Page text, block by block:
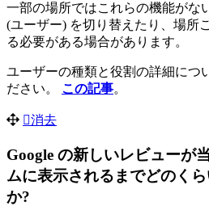
一部の場所ではこれらの機能がな
(ユーザー) を切り替えたり、場所
る必要がある場合があります。
ユーザーの種類と役割の詳細につ
ださい。
この記事。
消去
Google の新しいレビューが
ムに表示されるまでどのく
か?